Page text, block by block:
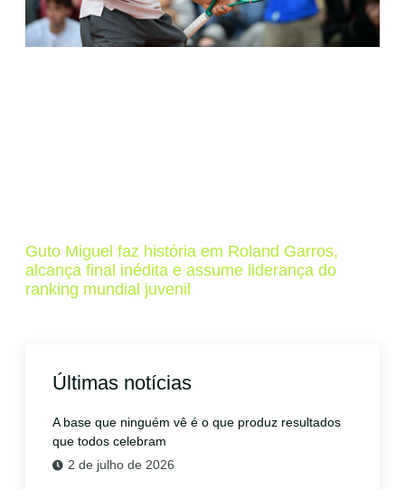
Guto Miguel faz história em Roland Garros,
alcança final inédita e assume liderança do
ranking mundial juvenil
Últimas notícias
A base que ninguém vê é o que produz resultados
que todos celebram
2 de julho de 2026